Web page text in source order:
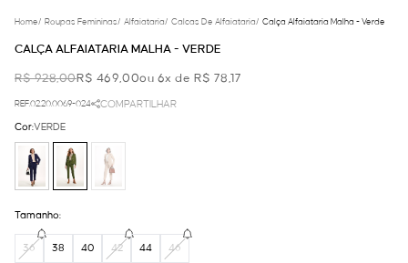
Home/ Roupas Femininas/ Alfaiataria/ Calcas De Alfaiataria/ Calça Alfaiataria Malha - Verde
CALÇA ALFAIATARIA MALHA - VERDE
R$ 928,00R$ 469,00ou 6x de R$ 78,17
REF.02.20.0069-024 COMPARTILHAR
Cor:VERDE
Tamanho:
36 38 40 42 44 46